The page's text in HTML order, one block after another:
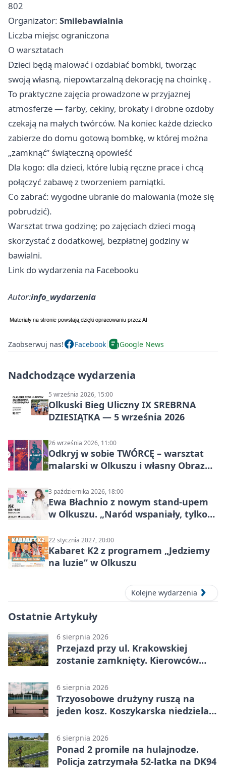
802
Organizator: Smilebawialnia
Liczba miejsc ograniczona
O warsztatach
Dzieci będą malować i ozdabiać bombki, tworząc
swoją własną, niepowtarzalną dekorację na choinkę .
To praktyczne zajęcia prowadzone w przyjaznej
atmosferze — farby, cekiny, brokaty i drobne ozdoby
czekają na małych twórców. Na koniec każde dziecko
zabierze do domu gotową bombkę, w której można
„zamknąć” świąteczną opowieść
Dla kogo: dla dzieci, które lubią ręczne prace i chcą
połączyć zabawę z tworzeniem pamiątki.
Co zabrać: wygodne ubranie do malowania (może się
pobrudzić).
Warsztat trwa godzinę; po zajęciach dzieci mogą
skorzystać z dodatkowej, bezpłatnej godziny w
bawialni.
Link do wydarzenia na Facebooku
Autor:info_wydarzenia
Zaobserwuj nas! Facebook Google News
Nadchodzące wydarzenia
5 września 2026, 15:00
Olkuski Bieg Uliczny IX SREBRNA
DZIESIĄTKA — 5 września 2026
26 września 2026, 11:00
Odkryj w sobie TWÓRCĘ – warsztat
malarski w Olkuszu i własny Obraz
3 października 2026, 18:00
Ewa Błachnio z nowym stand-upem
w Olkuszu. „Naród wspaniały, tylko
22 stycznia 2027, 20:00
Kabaret K2 z programem „Jedziemy
na luzie” w Olkuszu
Kolejne wydarzenia
Ostatnie Artykuły
6 sierpnia 2026
Przejazd przy ul. Krakowskiej
zostanie zamknięty. Kierowców
6 sierpnia 2026
Trzyosobowe drużyny ruszą na
jeden kosz. Koszykarska niedziela
6 sierpnia 2026
Ponad 2 promile na hulajnodze.
Policja zatrzymała 52-latka na DK94